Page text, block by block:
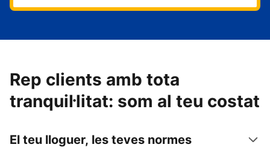
Rep clients amb tota
tranquil·litat: som al teu costat
El teu lloguer, les teves normes